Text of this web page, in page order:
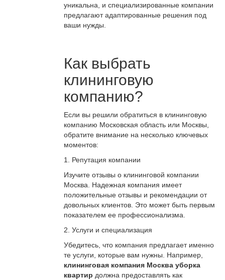
уникальна, и специализированные компании
предлагают адаптированные решения под
ваши нужды.
Как выбрать
клининговую
компанию?
Если вы решили обратиться в клининговую
компанию Московская область или Москвы,
обратите внимание на несколько ключевых
моментов:
1. Репутация компании
Изучите отзывы о клининговой компании
Москва. Надежная компания имеет
положительные отзывы и рекомендации от
довольных клиентов. Это может быть первым
показателем ее профессионализма.
2. Услуги и специализация
Убедитесь, что компания предлагает именно
те услуги, которые вам нужны. Например,
клининговая компания Москва уборка
квартир должна предоставлять как